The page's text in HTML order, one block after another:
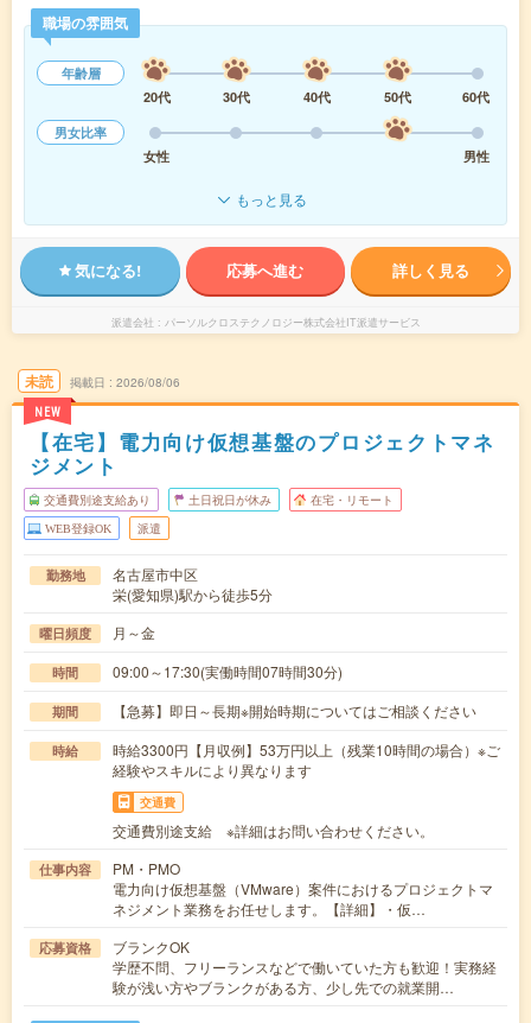
職場の雰囲気
年齢層
20代
30代 40代 50代
60代
男女比率
女性
男性
もっと見る
気になる! 応募へ進む 詳しく見る
派遣会社 パーソルクロステクノロジー株式会社IT派遣サービス
未読
NEW
掲載日 2026/08/06
【在宅】電力向け仮想基盤のプロジェクトマネ
ジメント
交通費別途支給あり 土日祝日が休み 在宅・リモート
WEB登録OK 派遣
勤務地
名古屋市中区
栄(愛知県)駅から徒歩5分
曜日頻度 月～金
時間 09:00～17:30(実働時間07時間30分)
期間 【急募】即日～長期※開始時期についてはご相談ください
時給
時給3300円【月収例】53万円以上（残業10時間の場合）※ご
経験やスキルにより異なります
交通費
交通費別途支給 ※詳細はお問い合わせください。
仕事内容
PM・PMO
電力向け仮想基盤（VMware）案件におけるプロジェクトマ
ネジメント業務をお任せします。【詳細】・仮…
応募資格
ブランクOK
学歴不問、フリーランスなどで働いていた方も歓迎！実務経
験が浅い方やブランクがある方、少し先での就業開…